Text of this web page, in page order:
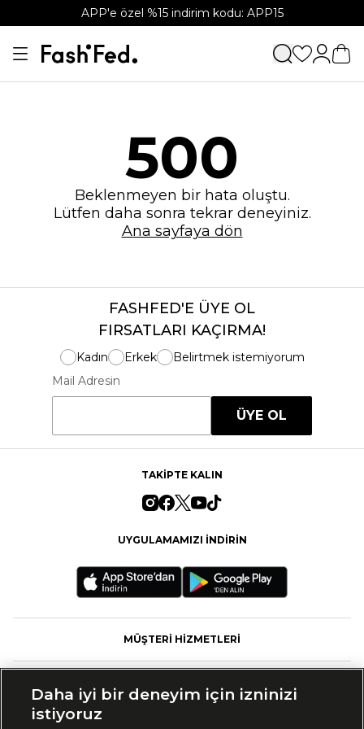
APP'e özel %15 indirim kodu: APP15
500
Beklenmeyen bir hata oluştu.
Lütfen daha sonra tekrar deneyiniz.
Ana sayfaya dön
FASHFED'E ÜYE OL
FIRSATLARI KAÇIRMA!
Kadın Erkek
Belirtmek istemiyorum
Mail Adresin
ÜYE OL
TAKİPTE KALIN
UYGULAMAMIZI İNDİRİN
MÜŞTERİ HİZMETLERİ
Daha iyi bir deneyim için izninizi
istiyoruz